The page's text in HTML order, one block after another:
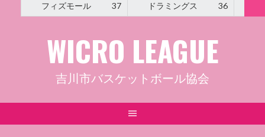
フィズモール
37
ドラミングス
36
WICRO LEAGUE
吉川市バスケットボール協会